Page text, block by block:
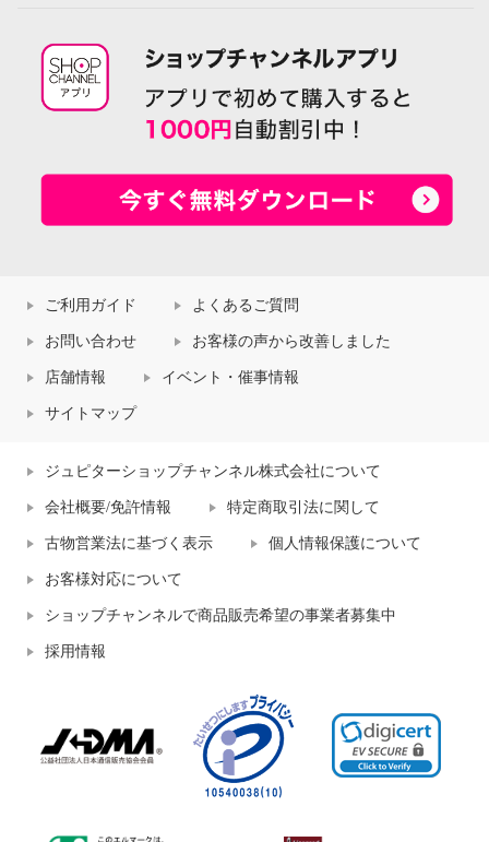
ご利用ガイド よくあるご質問
お問い合わせ お客様の声から改善しました
店舗情報 イベント・催事情報
サイトマップ
ジュピターショップチャンネル株式会社について
会社概要/免許情報 特定商取引法に関して
古物営業法に基づく表示 個人情報保護について
お客様対応について
ショップチャンネルで商品販売希望の事業者募集中
採用情報